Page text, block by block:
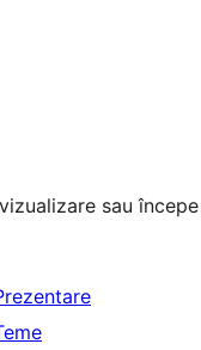
sau începe